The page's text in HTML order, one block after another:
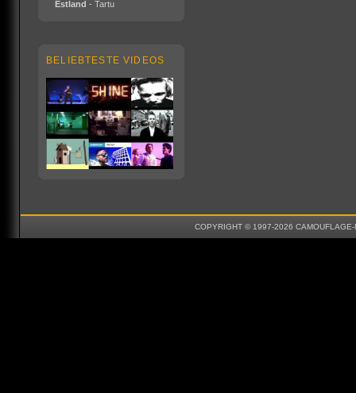
Estland - Tartu
BELIEBTESTE VIDEOS
COPYRIGHT © 1997-2026 CAMOUFLAGE-